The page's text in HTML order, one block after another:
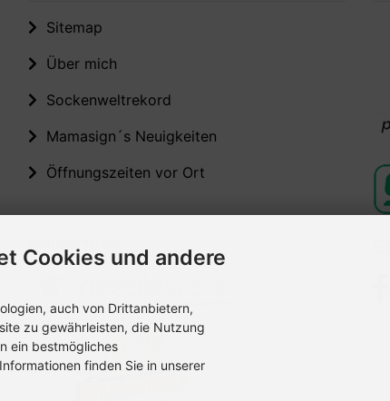
Sitemap
Über mich
Sockenweltrekord
Mamasign´s Neuigkeiten
Öffnungszeiten vor Ort
Cookies und andere
auch von Drittanbietern,
zu gewährleisten, die Nutzung
ein bestmögliches
finden Sie in unserer